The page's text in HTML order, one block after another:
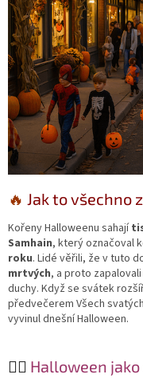
🔥 Jak to všechno
Kořeny Halloweenu sahají
Samhain, který označoval
roku. Lidé věřili, že v tuto
mrtvých, a proto
duchy. Když se svátek
předvečerem Všech
vyvinul dnešní Halloween.
🧛‍♂️ Halloween